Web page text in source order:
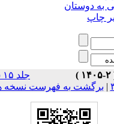
دوستان
چاپ
برگشت به فهرست نسخه ها